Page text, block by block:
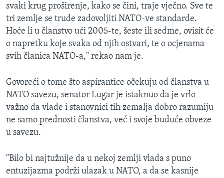
svaki krug proširenje, kako se čini, traje vječno. Sve te
tri zemlje se trude zadovoljiti NATO-ve standarde.
Hoće li u članstvo ući 2005-te, šeste ili sedme, ovisit će
o napretku koje svaka od njih ostvari, te o ocjenama
svih članica NATO-a," rekao nam je.
Govoreći o tome što aspirantice očekuju od članstva u
NATO savezu, senator Lugar je istaknuo da je vrlo
važno da vlade i stanovnici tih zemalja dobro razumiju
ne samo prednosti članstva, već i svoje buduće obveze
u savezu.
"Bilo bi najtužnije da u nekoj zemlji vlada s puno
entuzijazma podrži ulazak u NATO, a da se kasnije